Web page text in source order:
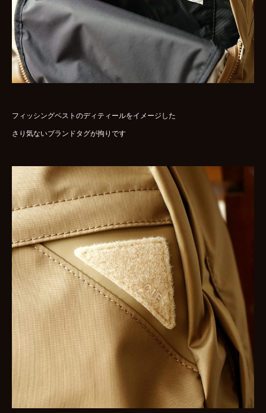
フィッシングベストのディティールをイメージした
さり気ないブランドタグが拘りです